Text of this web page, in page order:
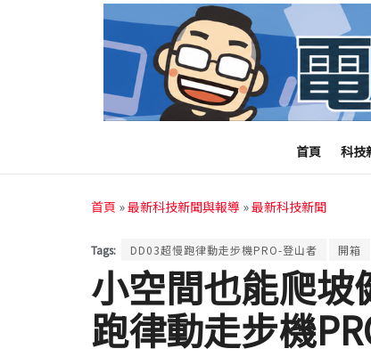
首頁 科技
首頁 »最新科技新聞與報導 »最新科技新聞
Tags: DD03超慢跑律動走步機PRO-登山者 開箱
小空間也能爬坡
跑律動走步機